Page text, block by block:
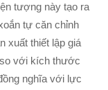
tượng này tạo ra
tự căn chỉnh
xuất thiết lập giá
với kích thước
nghĩa với lực